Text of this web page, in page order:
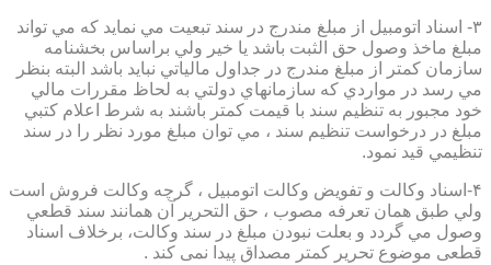
۳- اسناد اتومبيل از مبلغ مندرج در سند تبعيت مي نمايد كه مي تواند
مبلغ ماخذ وصول حق الثبت باشد يا خير ولي براساس بخشنامه
سازمان كمتر از مبلغ مندرج در جداول مالياتي نبايد باشد البته بنظر
مي رسد در مواردي كه سازمانهاي دولتي به لحاظ مقررات مالي
خود مجبور به تنظيم سند با قيمت كمتر باشند به شرط اعلام كتبي
مبلغ در درخواست تنظيم سند ، مي توان مبلغ مورد نظر را در سند
تنظيمي قيد نمود.
۴-اسناد وكالت و تفويض وكالت اتومبيل ، گرچه وكالت فروش است
ولي طبق همان تعرفه مصوب ، حق التحرير آن همانند سند قطعي
وصول مي گردد و بعلت نبودن مبلغ در سند وكالت، برخلاف اسناد
قطعی موضوع تحریر کمتر مصداق پیدا نمی کند .